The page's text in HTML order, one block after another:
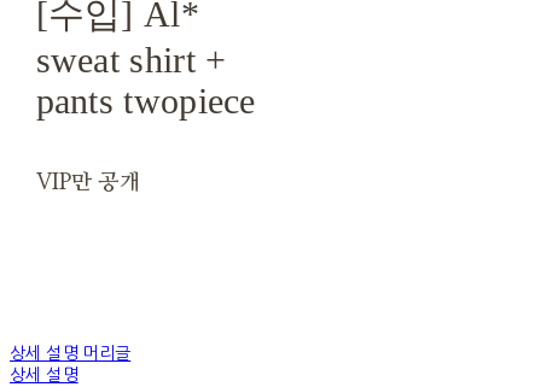
[수입] Al*
sweat shirt +
pants twopiece
VIP만 공개
상세 설명 머리글
상세 설명